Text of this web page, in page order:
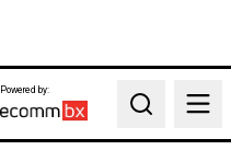
Powered by:
Search